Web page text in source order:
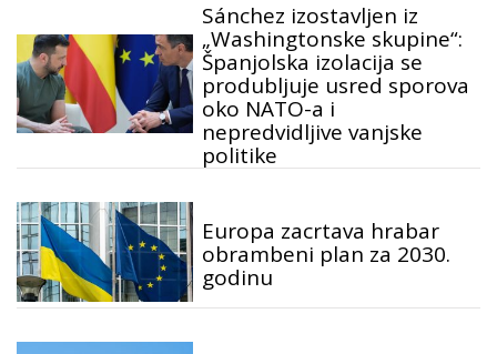
Sánchez izostavljen iz
„Washingtonske skupine“:
Španjolska izolacija se
produbljuje usred sporova
oko NATO-a i
nepredvidljive vanjske
politike
Europa zacrtava hrabar
obrambeni plan za 2030.
godinu